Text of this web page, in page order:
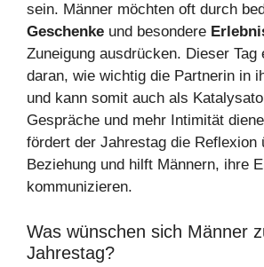
sein. Männer möchten oft durch
Geschenke und besondere
Zuneigung ausdrücken. Dieser Tag
daran, wie wichtig die Partnerin in
und kann somit auch als
Gespräche und mehr Intimität
fördert der Jahrestag die Reflexion
Beziehung und hilft Männern, ihre
kommunizieren.
Was wünschen sich Männer
Jahrestag?